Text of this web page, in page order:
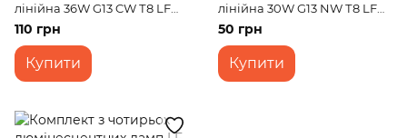
лінійна 36W G13 CW Т8 LF
220V
110 грн
Купити
лінійна 30W G13 NW Т8 LF
(FORA) 220V
50 грн
Купити